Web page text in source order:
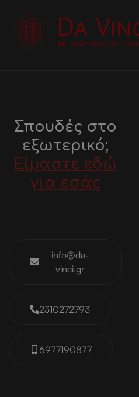
ο
Σπουδές στο
εξωτερικό;
Είμαστε εδώ
για εσάς
info@da-
vinci.gr
2310272793
6977190877